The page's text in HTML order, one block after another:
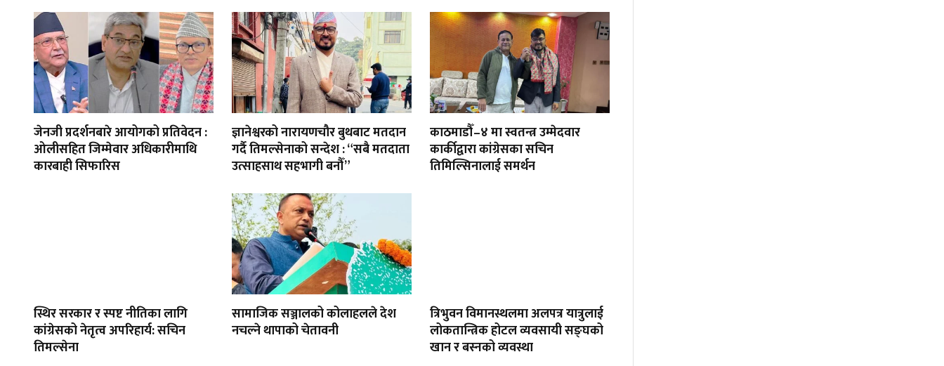
जेनजी प्रदर्शनबारे आयोगको प्रतिवेदन :
ओलीसहित जिम्मेवार अधिकारीमाथि
कारबाही सिफारिस
ज्ञानेश्वरको नारायणचौर बुथबाट मतदान
गर्दै तिमल्सेनाको सन्देश : “सबै मतदाता
उत्साहसाथ सहभागी बनौँ”
काठमाडौँ–४ मा स्वतन्त्र उम्मेदवार
कार्कीद्वारा कांग्रेसका सचिन
तिमिल्सिनालाई समर्थन
स्थिर सरकार र स्पष्ट नीतिका लागि
कांग्रेसको नेतृत्व अपरिहार्य: सचिन
तिमल्सेना
सामाजिक सञ्जालको कोलाहलले देश
नचल्ने थापाको चेतावनी
त्रिभुवन विमानस्थलमा अलपत्र यात्रुलाई
लोकतान्त्रिक होटल व्यवसायी सङ्घको
खान र बस्नको व्यवस्था